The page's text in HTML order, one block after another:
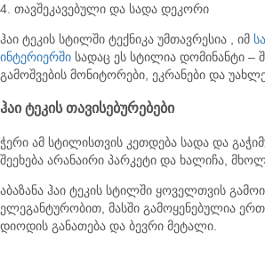
4. თავშეკავებული და სადა დეკორი
ჰაი ტეკის სტილში ტექნიკა უმთავრესია , იმ
ინტერიერში სადაც ეს სტილია დომინანტი
გამოშვების მონიტორები, ეკრანები და
ჰაი ტეკის თავისებურებები
ჭერი ამ სტილისთვის კეთდება სადა და
შეეხება არანაირი პარკეტი და ხალიჩა,
აბაზანა ჰაი ტეკის სტილში ყოველთვის
ელეგანტურობით, მასში გამოყენებულია
დიოდის განათება და ბევრი მეტალი.